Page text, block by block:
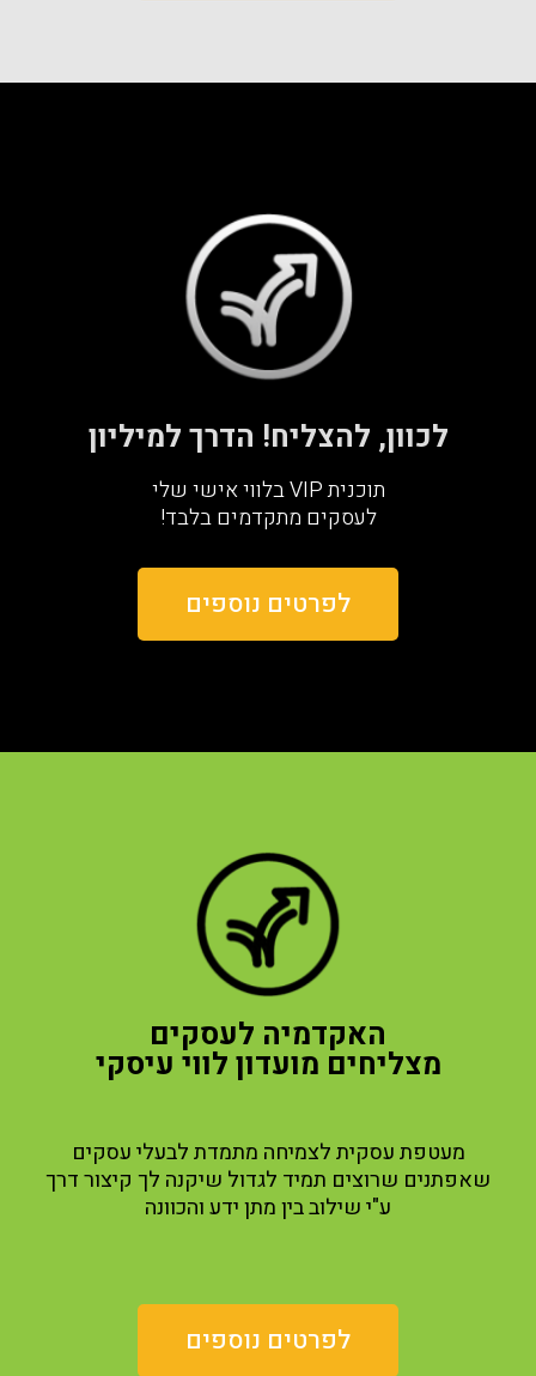
לכוון, להצליח! הדרך למיליון
תוכנית VIP בלווי אישי שלי
לעסקים מתקדמים בלבד!
לפרטים נוספים
האקדמיה לעסקים
מצליחים מועדון לווי עיסקי
מעטפת עסקית לצמיחה מתמדתלבעלי עסקים
שאפתנים שרוצים תמיד לגדול שיקנה לך קיצור דרך
ע"י שילוב בין מתן ידע והכוונה
לפרטים נוספים